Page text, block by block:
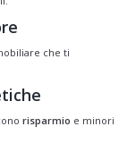
che ti
risparmio e minori